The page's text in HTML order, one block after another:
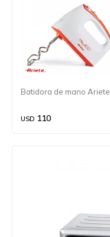
Batidora de mano Ariete
USD 110